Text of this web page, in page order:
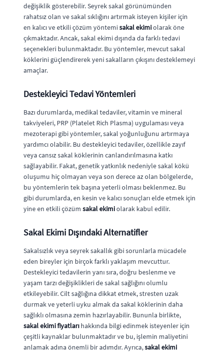
değişiklik gösterebilir. Seyrek sakal görünümünden
rahatsız olan ve sakal sıklığını artırmak isteyen kişiler için
en kalıcı ve etkili çözüm yöntemisakal ekimiolarak öne
çıkmaktadır. Ancak, sakal ekimi dışında da farklı tedavi
seçenekleri bulunmaktadır. Bu yöntemler, mevcut sakal
köklerini güçlendirerek yeni sakalların çıkışını desteklemeyi
amaçlar.
Destekleyici Tedavi Yöntemleri
Bazı durumlarda, medikal tedaviler, vitamin ve mineral
takviyeleri, PRP (Platelet Rich Plasma) uygulaması veya
mezoterapi gibi yöntemler, sakal yoğunluğunu artırmaya
yardımcı olabilir. Bu destekleyici tedaviler, özellikle zayıf
veya cansız sakal köklerinin canlandırılmasına katkı
sağlayabilir. Fakat, genetik yatkınlık nedeniyle sakal kökü
oluşumu hiç olmayan veya son derece az olan bölgelerde,
bu yöntemlerin tek başına yeterli olması beklenmez. Bu
gibi durumlarda, en kesin ve kalıcı sonuçları elde etmek için
yine en etkili çözüm sakal ekimiolarak kabul edilir.
Sakal Ekimi Dışındaki Alternatifler
Sakalsızlık veya seyrek sakallık gibi sorunlarla mücadele
eden bireyler için birçok farklı yaklaşım mevcuttur.
Destekleyici tedavilerin yanı sıra, doğru beslenme ve
yaşam tarzı değişiklikleri de sakal sağlığını olumlu
etkileyebilir. Cilt sağlığına dikkat etmek, stresten uzak
durmak ve yeterli uyku almak da sakal köklerinin daha
sağlıklı olmasına zemin hazırlayabilir. Bununla birlikte,
sakal ekimi fiyatları hakkında bilgi edinmek isteyenler için
çeşitli kaynaklar bulunmaktadır ve bu, işlemin maliyetini
anlamak adına önemli bir adımdır. Ayrıca,sakal ekimi